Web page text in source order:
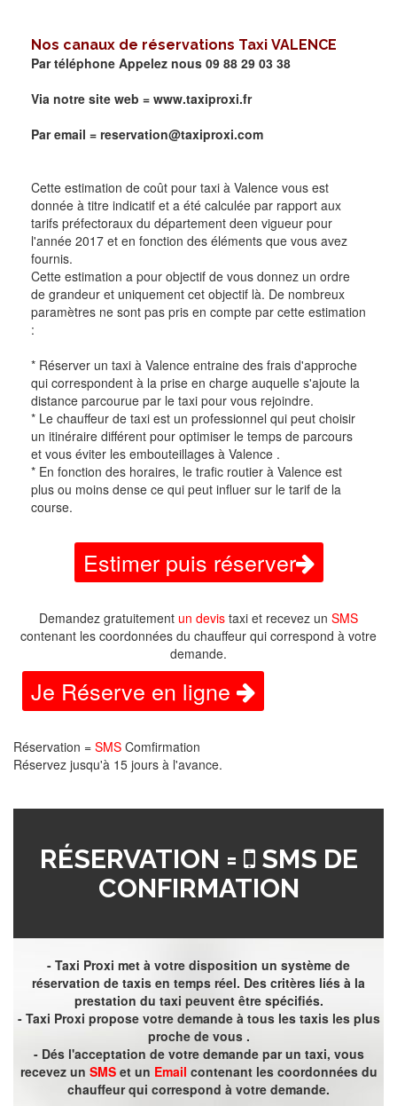
Nos canaux de réservations Taxi VALENCE
Par téléphone Appelez nous 09 88 29 03 38
Via notre site web = www.taxiproxi.fr
Par email = reservation@taxiproxi.com
Cette estimation de coût pour taxi à Valence vous est
donnée à titre indicatif et a été calculée par rapport aux
tarifs préfectoraux du département deen vigueur pour
l'année 2017 et en fonction des éléments que vous avez
fournis.
Cette estimation a pour objectif de vous donnez un ordre
de grandeur et uniquement cet objectif là. De nombreux
paramètres ne sont pas pris en compte par cette estimation
:
* Réserver un taxi à Valence entraine des frais d'approche
qui correspondent à la prise en charge auquelle s'ajoute la
distance parcourue par le taxi pour vous rejoindre.
* Le chauffeur de taxi est un professionnel qui peut choisir
un itinéraire différent pour optimiser le temps de parcours
et vous éviter les embouteillages à Valence .
* En fonction des horaires, le trafic routier à Valence est
plus ou moins dense ce qui peut influer sur le tarif de la
course.
Estimer puis réserver
Demandez gratuitement un devis taxi et recevez un SMS
contenant les coordonnées du chauffeur qui correspond à votre
demande.
Je Réserve en ligne
Réservation = SMS Comfirmation
Réservez jusqu'à 15 jours à l'avance.
RÉSERVATION =
SMS DE
CONFIRMATION
- Taxi Proxi met à votre disposition un système de
réservation de taxis en temps réel. Des critères liés à la
prestation du taxi peuvent être spécifiés.
- Taxi Proxi propose votre demande à tous les taxis les plus
proche de vous .
- Dés l'acceptation de votre demande par un taxi, vous
recevez un SMSet un Email contenant les coordonnées du
chauffeur qui correspond à votre demande.